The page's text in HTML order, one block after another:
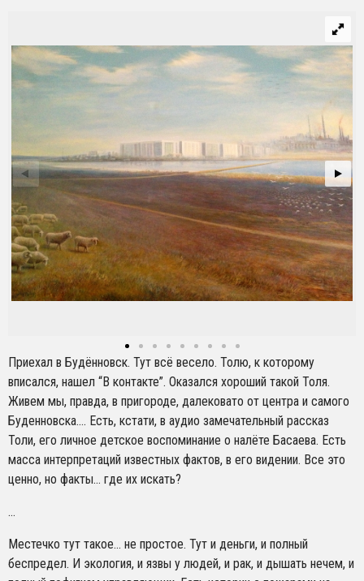
Приехал в Будённовск. Тут всё весело. Толю, к которому
вписался, нашел “В контакте”. Оказался хороший такой Толя.
Живем мы, правда, в пригороде, далековато от центра и самого
Буденновска…. Есть, кстати, в аудио замечательный рассказ
Толи, его личное детское воспоминание о налёте Басаева. Есть
масса интерпретаций известных фактов, в его видении. Все это
ценно, но факты… где их искать?
…
Местечко тут такое… не простое. Тут и деньги, и полный
беспредел. И экология, и язвы у людей, и рак, и дышать нечем, и